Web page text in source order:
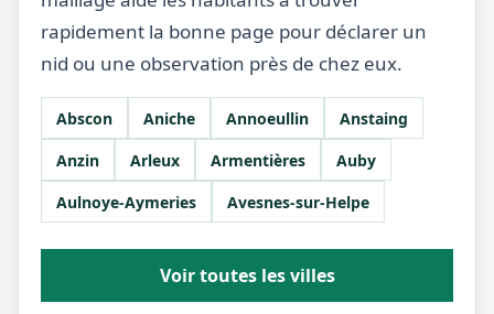
rapidement la bonne page pour déclarer un
nid ou une observation près de chez eux.
Abscon Aniche Annoeullin
Anstaing
Anzin
Arleux Armentières
Auby
Aulnoye-Aymeries
Avesnes-sur-Helpe
Voir toutes les villes